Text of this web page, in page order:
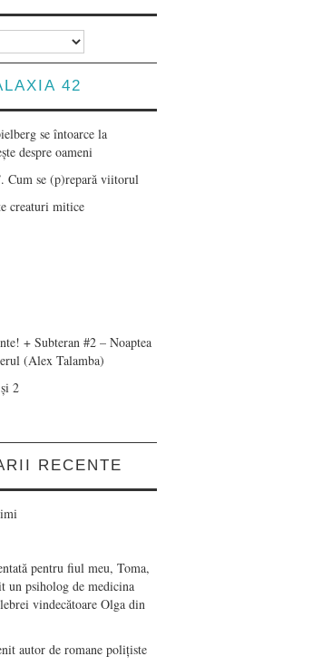
42
se întoarce la
despre oameni
Cum se (p)repară viitorul
creaturi mitice
+ Subteran #2 – Noaptea
(Alex Talamba)
2
RECENTE
pentru fiul meu, Toma,
un psiholog de medicina
vindecătoare Olga din
autor de romane polițiste